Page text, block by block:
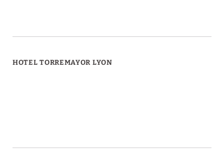
HOTEL TORREMAYOR LYON